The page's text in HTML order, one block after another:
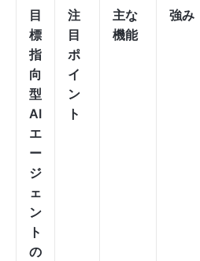
目
標
指
向
型
AI
エ
ー
ジ
ェ
ン
ト
の
注
目
ポ
イ
ン
ト
主な
機能
強み